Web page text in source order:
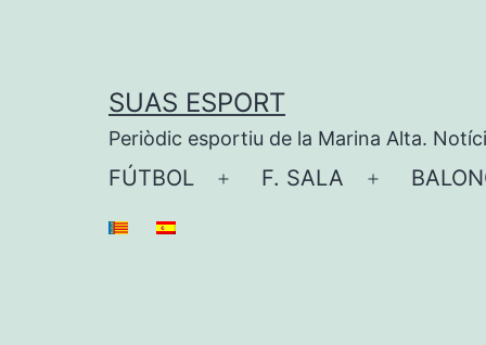
SUAS ESPORT
Periòdic esportiu de la Marina Alta.
FÚTBOL
Abrir
F. SALA
Abrir